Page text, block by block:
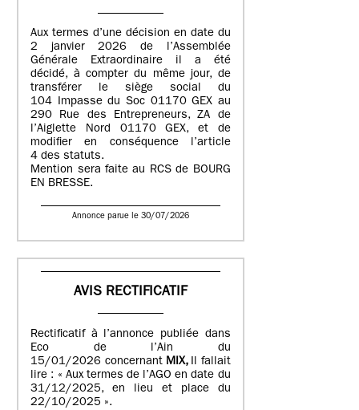
Aux termes d’une décision en date du
2 janvier 2026 de l’Assemblée
Générale Extraordinaire il a été
décidé, à compter du même jour, de
transférer le siège social du
104 Impasse du Soc 01170 GEX au
290 Rue des Entrepreneurs, ZA de
l’Aiglette Nord 01170 GEX, et de
modifier en conséquence l’article
4 des statuts.
Mention sera faite au RCS de BOURG
EN BRESSE.
Annonce parue le 30/07/2026
AVIS RECTIFICATIF
Rectificatif à l’annonce publiée dans
Eco de l’Ain du
15/01/2026 concernant MIX, Il fallait
lire : « Aux termes de l’AGO en date du
31/12/2025, en lieu et place du
22/10/2025 ».